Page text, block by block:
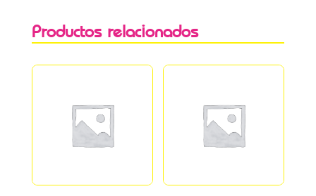
Productos relacionados